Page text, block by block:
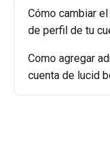
Cómo cambiar
de perfil de tu
Como agregar
cuenta de lucid